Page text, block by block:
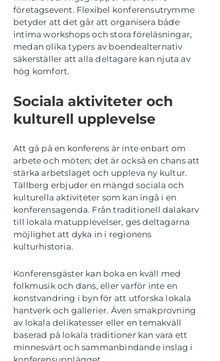
företagsevent. Flexibel konferensutrymme
betyder att det går att organisera både
intima workshops och stora föreläsningar,
medan olika typers av boendealternativ
säkerställer att alla deltagare kan njuta av
hög komfort.
Sociala aktiviteter och
kulturell upplevelse
Att gå på en konferens är inte enbart om
arbete och möten; det är också en chans att
stärka arbetslaget och uppleva ny kultur.
Tällberg erbjuder en mängd sociala och
kulturella aktiviteter som kan ingå i en
konferensagenda. Från traditionell dalakarv
till lokala matupplevelser, ges deltagarna
möjlighet att dyka in i regionens
kulturhistoria.
Konferensgäster kan boka en kväll med
folkmusik och dans, eller varför inte en
konstvandring i byn för att utforska lokala
hantverk och gallerier. Även smakprovning
av lokala delikatesser eller en temakväll
baserad på lokala traditioner kan vara ett
minnesvärt och sammanbindande inslag i